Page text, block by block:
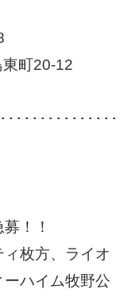
町20-12
･･････････････
！！
枚方、ライオ
ハイム牧野公